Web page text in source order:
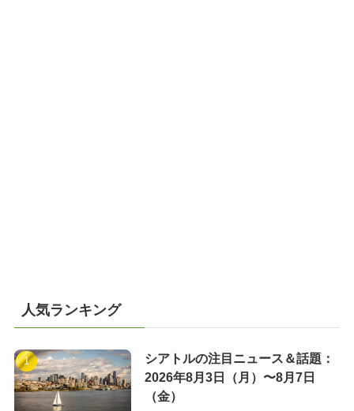
人気ランキング
シアトルの注目ニュース＆話題：
2026年8月3日（月）〜8月7日
（金）